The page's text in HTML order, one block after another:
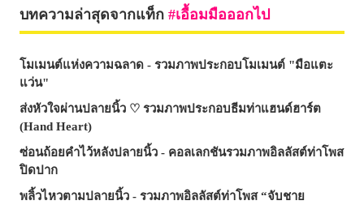
บทความล่าสุดจากแท็ก เอื้อมมือออกไป
โมเมนต์แห่งความฉลาด - รวมภาพประกอบโมเมนต์ "มือแตะ
แว่น"
ส่งหัวใจผ่านปลายนิ้ว ♡ รวมภาพประกอบธีมท่าแฮนด์ฮาร์ต
(Hand Heart)
ซ่อนถ้อยคำไว้หลังปลายนิ้ว - คอลเลกชันรวมภาพอิลลัสต์ท่าโพส
ปิดปาก
พลิ้วไหวตามปลายนิ้ว - รวมภาพอิลลัสต์ท่าโพส “จับชาย